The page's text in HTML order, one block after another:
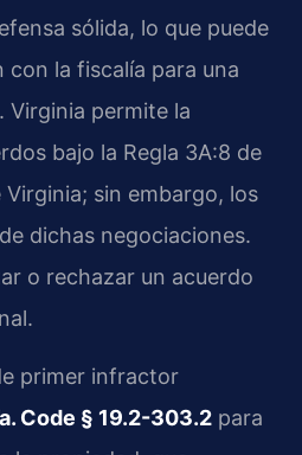
sólida, lo que puede
con la fiscalía para una
Virginia permite la
bajo la Regla 3A:8 de
sin embargo, los
dichas negociaciones.
o rechazar un acuerdo
primer infractor
Code § 19.2-303.2 para